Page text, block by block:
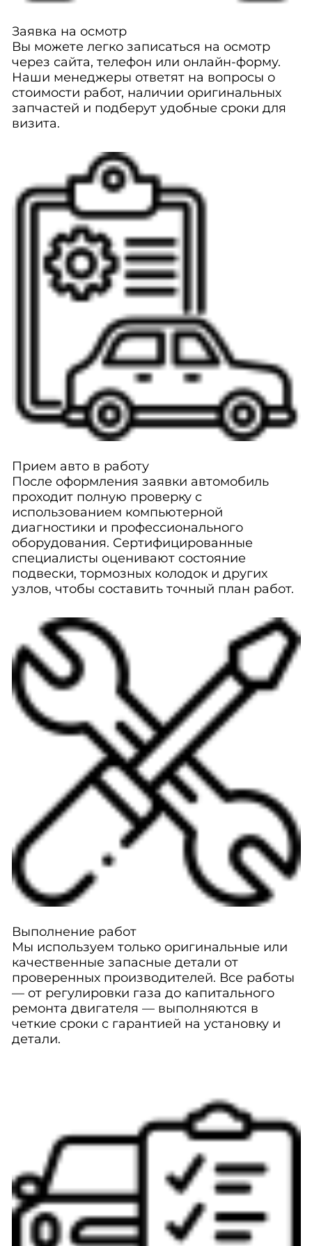
Заявка на осмотр
Вы можете легко записаться на осмотр
через сайта, телефон или онлайн-форму.
Наши менеджеры ответят на вопросы о
стоимости работ, наличии оригинальных
запчастей и подберут удобные сроки для
визита.
Прием авто в работу
После оформления заявки автомобиль
проходит полную проверку с
использованием компьютерной
диагностики и профессионального
оборудования. Сертифицированные
специалисты оценивают состояние
подвески, тормозных колодок и других
узлов, чтобы составить точный план работ.
Выполнение работ
Мы используем только оригинальные или
качественные запасные детали от
проверенных производителей. Все работы
— от регулировки газа до капитального
ремонта двигателя — выполняются в
четкие сроки с гарантией на установку и
детали.